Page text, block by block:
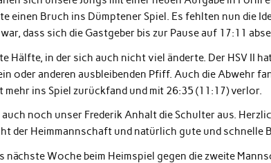
einen Bruch ins Dümptener Spiel. Es fehlten nun die
dass sich die Gastgeber bis zur Pause auf 17:11
Hälfte, in der sich auch nicht viel änderte. Der HSV II
oder anderen ausbleibenden Pfiff. Auch die Abwehr
ins Spiel zurückfand und mit 26:35 (11:17) verlor.
noch unser Frederik Anhalt die Schulter aus.
der Heimmannschaft und natürlich gute und schnelle
Woche beim Heimspiel gegen die zweite